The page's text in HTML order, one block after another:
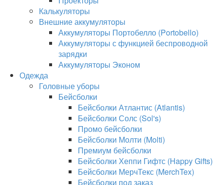
Калькуляторы
Внешние аккумуляторы
Аккумуляторы Портобелло (Portobello)
Аккумуляторы с функцией беспроводной
зарядки
Аккумуляторы Эконом
Одежда
Головные уборы
Бейсболки
Бейсболки Атлантис (Atlantis)
Бейсболки Солс (Sol's)
Промо бейсболки
Бейсболки Молти (Molti)
Премиум бейсболки
Бейсболки Хеппи Гифтс (Happy Gifts)
Бейсболки МерчТекс (MerchTex)
Бейсболки под заказ